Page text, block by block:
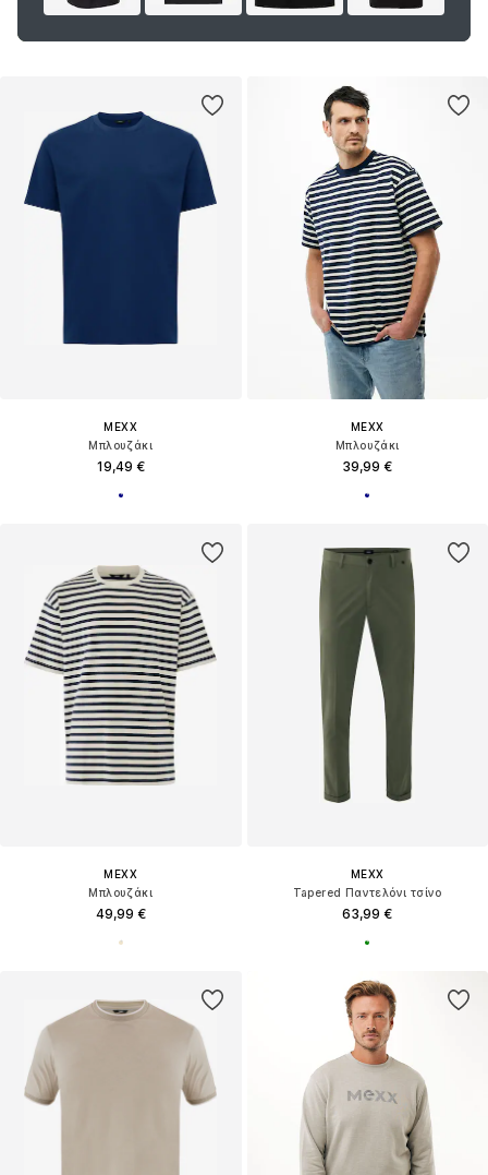
MEXX
Μπλουζάκι
19,49 €
MEXX
Μπλουζάκι
39,99 €
MEXX
Μπλουζάκι
49,99 €
MEXX
Tapered Παντελόνι τσίνο
63,99 €